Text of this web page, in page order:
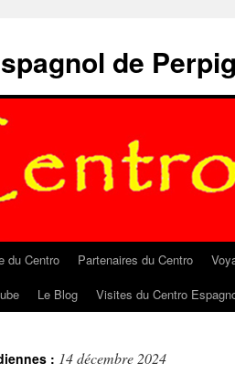
de
du Centro Partenaires du Centro
Le Blog Visites du Centro
: 14 décembre 2024